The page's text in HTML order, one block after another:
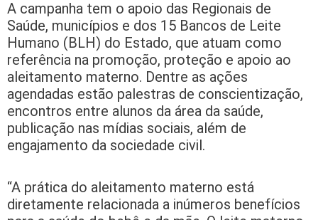
A campanha tem o apoio das Regionais de
Saúde, municípios e dos 15 Bancos de Leite
Humano (BLH) do Estado, que atuam como
referência na promoção, proteção e apoio ao
aleitamento materno. Dentre as ações
agendadas estão palestras de conscientização,
encontros entre alunos da área da saúde,
publicação nas mídias sociais, além de
engajamento da sociedade civil.
“A prática do aleitamento materno está
diretamente relacionada a inúmeros benefícios